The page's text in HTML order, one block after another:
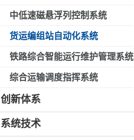
中低速磁悬浮列控制系统
货运编组站自动化系统
铁路综合智能运行维护管理系统
综合运输调度指挥系统
创新体系
系统技术